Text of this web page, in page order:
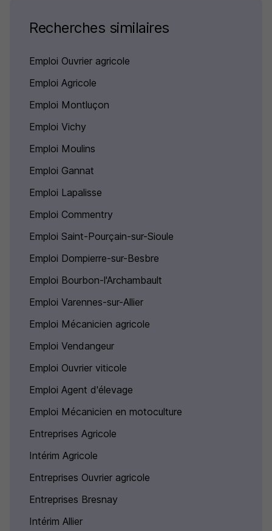
Recherches similaires
Emploi Ouvrier agricole
Emploi Agricole
Emploi Montluçon
Emploi Vichy
Emploi Moulins
Emploi Gannat
Emploi Lapalisse
Emploi Commentry
Emploi Saint-Pourçain-sur-Sioule
Emploi Dompierre-sur-Besbre
Emploi Bourbon-l'Archambault
Emploi Varennes-sur-Allier
Emploi Mécanicien agricole
Emploi Vendangeur
Emploi Ouvrier viticole
Emploi Agent d'élevage
Emploi Mécanicien en motoculture
Entreprises Agricole
Intérim Agricole
Entreprises Ouvrier agricole
Entreprises Bresnay
Intérim Allier